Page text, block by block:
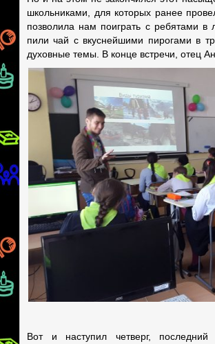
школьниками, для которых ранее
позволила нам поиграть с ребятами
пили чай с вкуснейшими пирогами в
духовные темы. В конце встречи, отец
Вот и наступил четверг,